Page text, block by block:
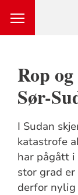
Rop
Sør-
I Sudan
katastrofe
har pågått i
stor grad
derfor